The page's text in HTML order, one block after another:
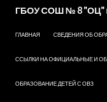
ГБОУ СОШ № 8 "ОЦ"
ГЛАВНАЯ
СВЕДЕНИЯ ОБ
ССЫЛКИ НА ОФИЦИАЛЬНЫЕ И
ОБРАЗОВАНИЕ ДЕТЕЙ С ОВЗ